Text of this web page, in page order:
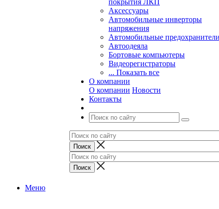
покрытия ЛКП
Аксессуары
Автомобильные инверторы
напряжения
Автомобильные
Автоодеяла
Бортовые компьютеры
Видеорегистраторы
... Показать все
О компании
О компании Новости
Контакты
Меню